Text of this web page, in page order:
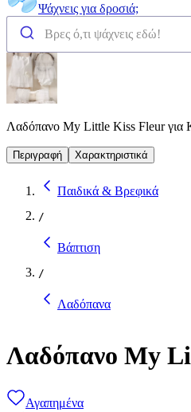
Ψάχνεις για δροσιά;
Λαδόπανο My Little Kiss Fleur για
Περιγραφή Χαρακτηριστικά
Παιδικά & Βρεφικά
/
Βάπτιση
/
Λαδόπανα
Λαδόπανο My
Αγαπημένα